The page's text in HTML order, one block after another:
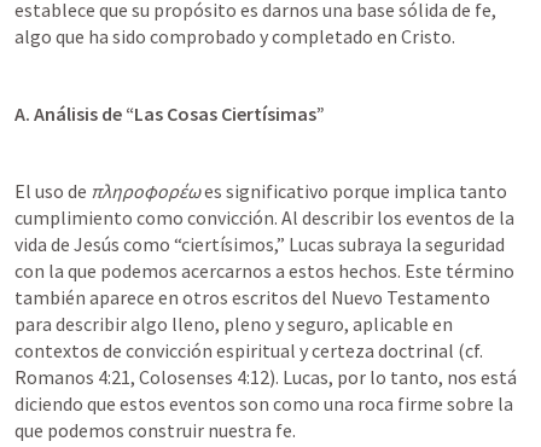
establece que su propósito es darnos una base sólida de fe,
algo que ha sido comprobado y completado en Cristo.
A. Análisis de “Las Cosas Ciertísimas”
El uso de πληροφορέω es significativo porque implica tanto
cumplimiento como convicción. Al describir los eventos de la
vida de Jesús como “ciertísimos,” Lucas subraya la seguridad
con la que podemos acercarnos a estos hechos. Este término
también aparece en otros escritos del Nuevo Testamento
para describir algo lleno, pleno y seguro, aplicable en
Romanos 4:21, Colosenses 4:12). Lucas, por lo tanto, nos está
diciendo que estos eventos son como una roca firme sobre la
que podemos construir nuestra fe.